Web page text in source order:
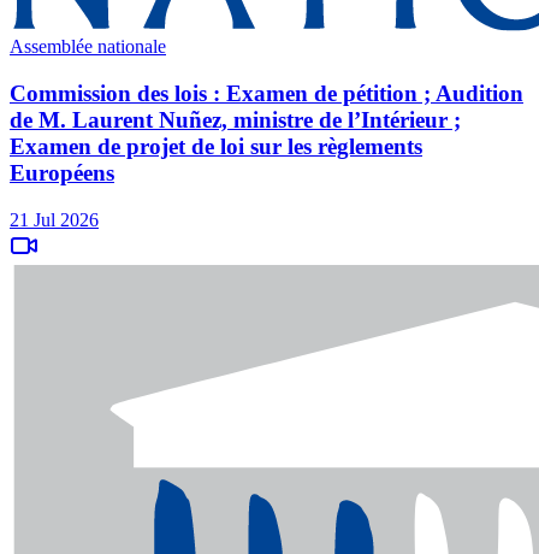
Assemblée nationale
Commission des lois : Examen de pétition ; Audition
de M. Laurent Nuñez, ministre de l’Intérieur ;
Examen de projet de loi sur les règlements
Européens
21 Jul 2026